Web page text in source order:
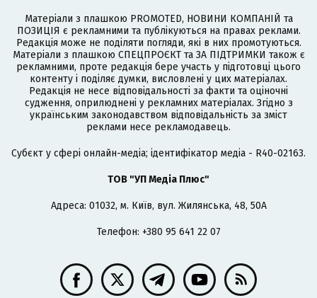
Матеріали з плашкою PROMOTED, НОВИНИ КОМПАНІЙ та
ПОЗИЦІЯ є рекламними та публікуються на правах реклами.
Редакція може не поділяти погляди, які в них промотуються.
Матеріали з плашкою СПЕЦПРОЄКТ та ЗА ПІДТРИМКИ також є
рекламними, проте редакція бере участь у підготовці цього
контенту і поділяє думки, висловлені у цих матеріалах.
Редакція не несе відповідальності за факти та оціночні
судження, оприлюднені у рекламних матеріалах. Згідно з
українським законодавством відповідальність за зміст
реклами несе рекламодавець.
Cубєкт у сфері онлайн-медіа; ідентифікатор медіа - R40-02163.
ТОВ "УП Медіа Плюс"
Адреса: 01032, м. Київ, вул. Жилянська, 48, 50А
Телефон: +380 95 641 22 07